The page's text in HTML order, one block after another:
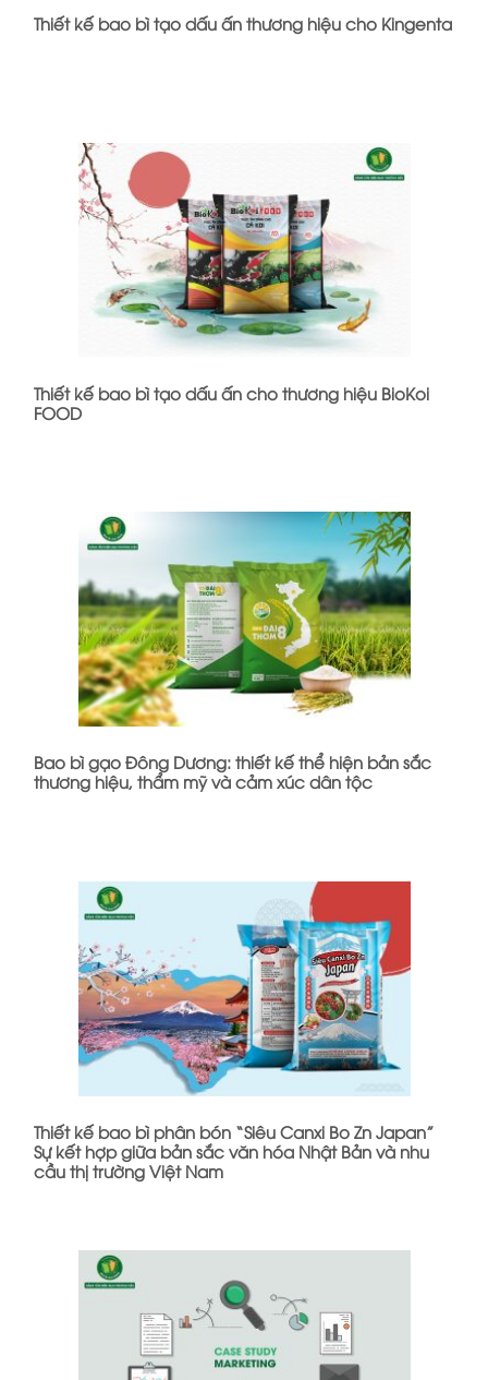
Thiết kế bao bì tạo dấu ấn thương hiệu cho Kingenta
Thiết kế bao bì tạo dấu ấn cho thương hiệu BioKoi
FOOD
Bao bì gạo Đông Dương: thiết kế thể hiện bản sắc
thương hiệu, thẩm mỹ và cảm xúc dân tộc
Thiết kế bao bì phân bón “Siêu Canxi Bo Zn Japan”
Sự kết hợp giữa bản sắc văn hóa Nhật Bản và nhu
cầu thị trường Việt Nam